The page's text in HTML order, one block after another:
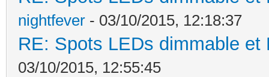
nightfever - 03/10/2015, 12:18:37
RE: Spots LEDs dimmable
03/10/2015, 12:55:45